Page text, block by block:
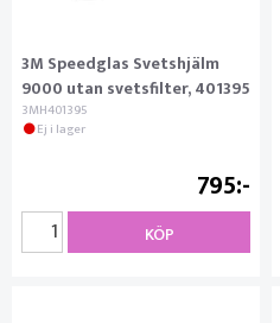
3M Speedglas Svetshjälm
9000 utan svetsfilter, 401395
3MH401395
Ej i lager
795
KÖP